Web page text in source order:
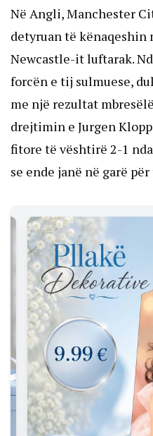
Në Angli, Manchester
detyruan të kënaqeshin
Newcastle-it luftarak.
forcën e tij sulmuese,
me një rezultat
drejtimin e Jurgen
fitore të vështirë 2-1
se ende janë në garë